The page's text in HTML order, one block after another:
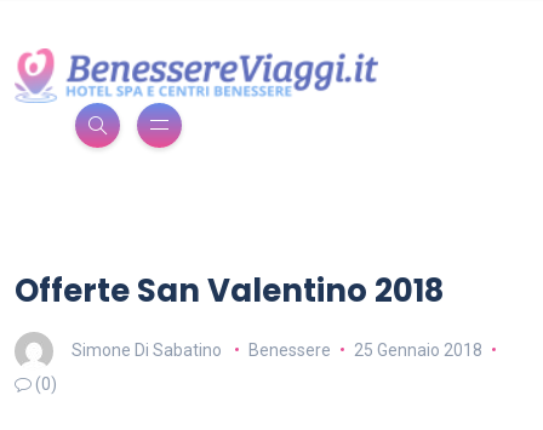
Offerte San Valentino 2018
Simone Di Sabatino Benessere
25 Gennaio 2018
(0)